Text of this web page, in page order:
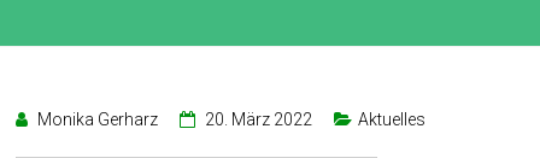
Monika Gerharz 20. März 2022 Aktuelles